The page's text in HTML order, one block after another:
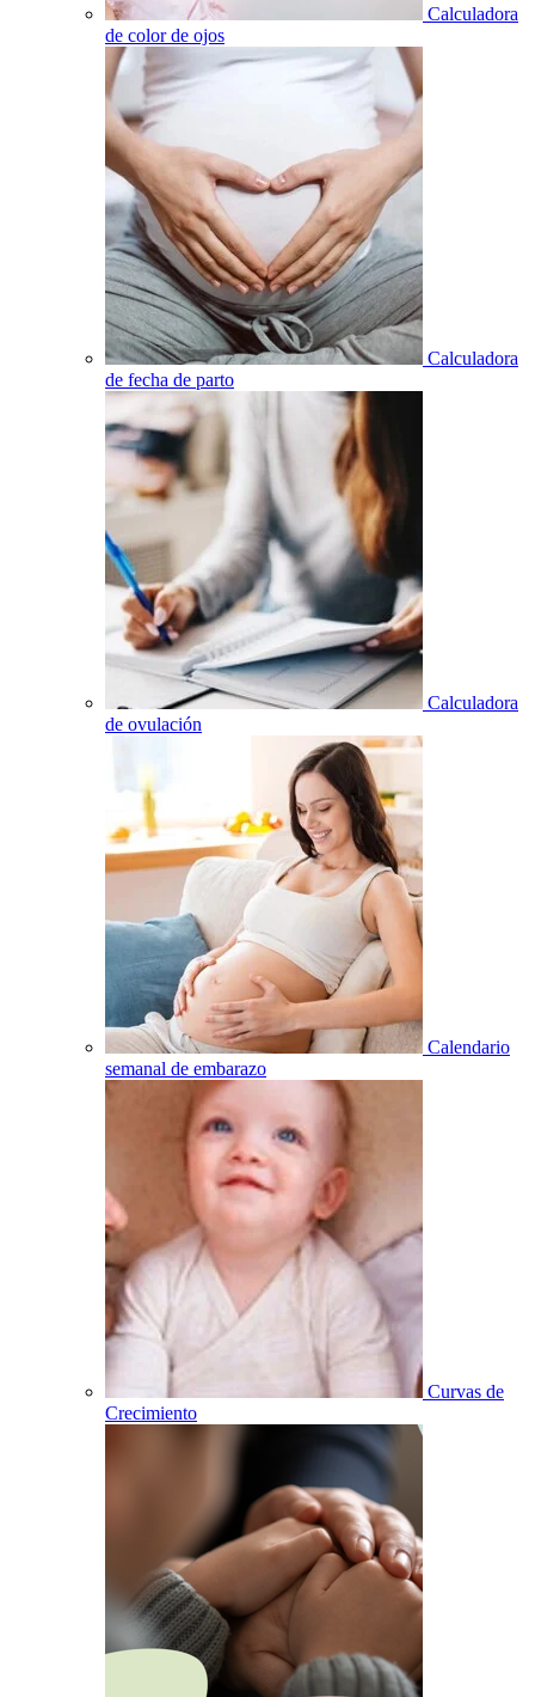
Calculadora
de color de ojos
Calculadora
de fecha de parto
Calculadora
de ovulación
Calendario
semanal de embarazo
Curvas de
Crecimiento